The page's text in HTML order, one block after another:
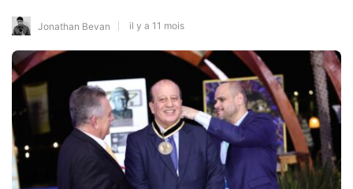
Jonathan Bevan il y a 11 mois